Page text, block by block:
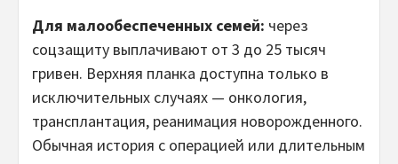
Для малообеспеченных семей: через
соцзащиту выплачивают от 3 до 25 тысяч
гривен. Верхняя планка доступна только в
исключительных случаях — онкология,
трансплантация, реанимация новорожденного.
Обычная история с операцией или длительным